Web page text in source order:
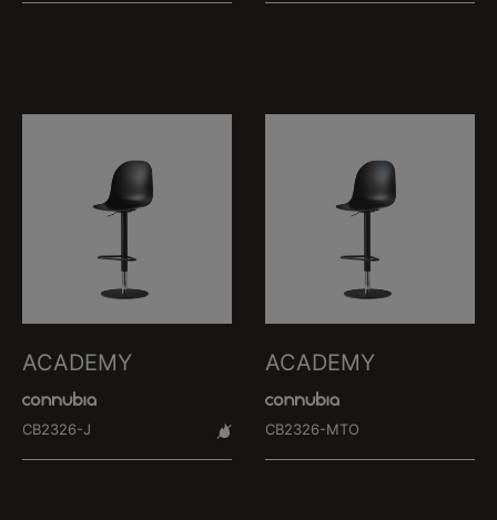
ACADEMY
CB2326-J
ACADEMY
CB2326-MTO